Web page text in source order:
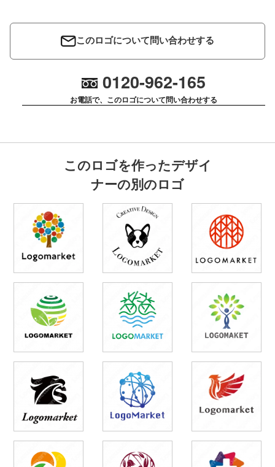
このロゴについて問い合わせする
0120-962-165
お電話で、このロゴについて問い合わせする
このロゴを作ったデザイ
ナーの別のロゴ